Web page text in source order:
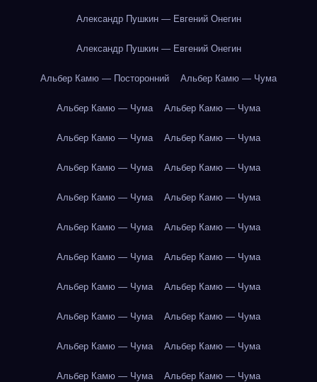
Александр Пушкин — Евгений Онегин
Александр Пушкин — Евгений Онегин
Альбер Камю — Посторонний Альбер Камю — Чума
Альбер Камю — Чума Альбер Камю — Чума
Альбер Камю — Чума Альбер Камю — Чума
Альбер Камю — Чума Альбер Камю — Чума
Альбер Камю — Чума Альбер Камю — Чума
Альбер Камю — Чума Альбер Камю — Чума
Альбер Камю — Чума Альбер Камю — Чума
Альбер Камю — Чума Альбер Камю — Чума
Альбер Камю — Чума Альбер Камю — Чума
Альбер Камю — Чума Альбер Камю — Чума
Альбер Камю — Чума Альбер Камю — Чума